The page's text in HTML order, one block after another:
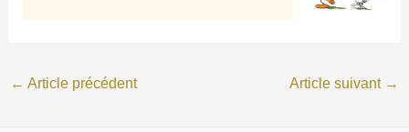
← Article précédent Article suivant →